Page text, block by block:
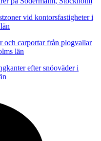
vid kontorsfastigheter i
och carportar från plogvallar
län
efter snöoväder i